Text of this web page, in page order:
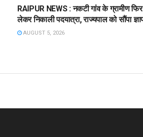
RAIPUR NEWS : नकटी गांव के ग्रामीण
लेकर निकाली पदयात्रा, राज्यपाल को सौंपा
AUGUST 5, 2026